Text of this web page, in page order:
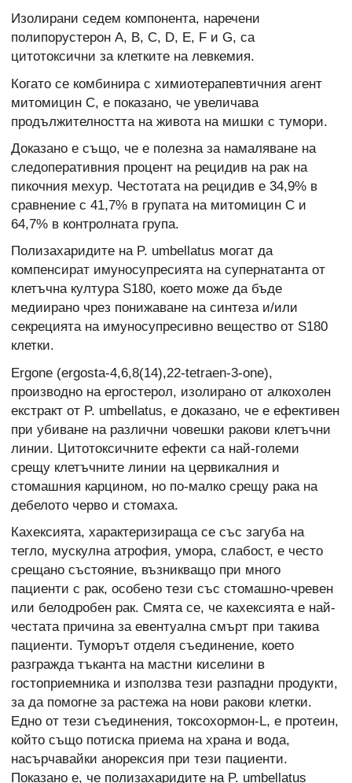
Изолирани седем компонента, наречени
полипорустерон A, B, C, D, E, F и G, са
цитотоксични за клетките на левкемия.
Когато се комбинира с химиотерапевтичния агент
митомицин С, е показано, че увеличава
продължителността на живота на мишки с тумори.
Доказано е също, че е полезна за намаляване на
следоперативния процент на рецидив на рак на
пикочния мехур. Честотата на рецидив е 34,9% в
сравнение с 41,7% в групата на митомицин С и
64,7% в контролната група.
Полизахаридите на P. umbellatus могат да
компенсират имуносупресията на супернатанта от
клетъчна култура S180, което може да бъде
медиирано чрез понижаване на синтеза и/или
секрецията на имуносупресивно вещество от S180
клетки.
Ergone (ergosta-4,6,8(14),22-tetraen-3-one),
производно на ергостерол, изолирано от алкохолен
екстракт от P. umbellatus, е доказано, че е ефективен
при убиване на различни човешки ракови клетъчни
линии. Цитотоксичните ефекти са най-големи
срещу клетъчните линии на цервикалния и
стомашния карцином, но по-малко срещу рака на
дебелото черво и стомаха.
Кахексията, характеризираща се със загуба на
тегло, мускулна атрофия, умора, слабост, е често
срещано състояние, възникващо при много
пациенти с рак, особено тези със стомашно-чревен
или белодробен рак. Смята се, че кахексията е най-
честата причина за евентуална смърт при такива
пациенти. Туморът отделя съединение, което
разгражда тъканта на мастни киселини в
гостоприемника и използва тези разпадни продукти,
за да помогне за растежа на нови ракови клетки.
Едно от тези съединения, токсохормон-L, е протеин,
който също потиска приема на храна и вода,
насърчавайки анорексия при тези пациенти.
Показано е, че полизахаридите на P. umbellatus